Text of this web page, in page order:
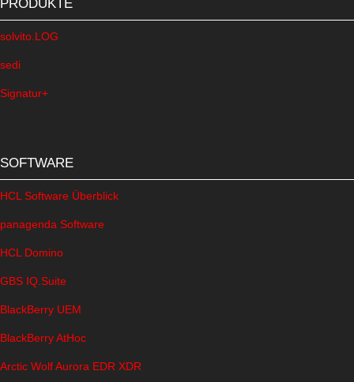
PRODUKTE
solvito.LOG
sedi
Signatur+
SOFTWARE
HCL Software Überblick
panagenda Software
HCL Domino
GBS IQ.Suite
BlackBerry UEM
BlackBerry AtHoc
Arctic Wolf Aurora EDR XDR